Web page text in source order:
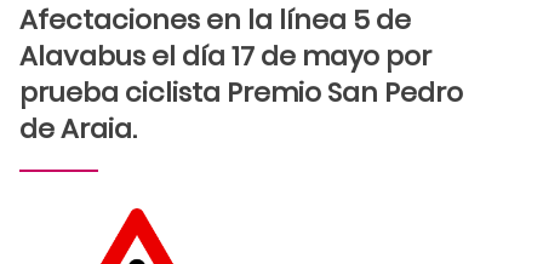
Afectaciones en la línea 5 de
Alavabus el día 17 de mayo por
prueba ciclista Premio San Pedro
de Araia.